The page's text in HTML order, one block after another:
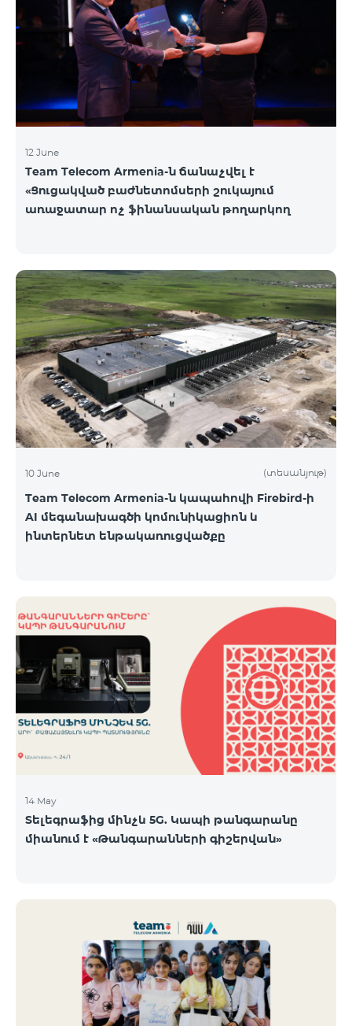
12 June
Team Telecom Armenia-ն ճանաչվել է
«Ցուցակված բաժնետոմսերի շուկայում
առաջատար ոչ ֆինանսական թողարկող
10 June (տեսանյութ)
Team Telecom Armenia-ն կապահովի Firebird-ի
AI մեգանախագծի կոմունիկացիոն և
ինտերնետ ենթակառուցվածքը
14 May
Տելեգրաֆից մինչև 5G. Կապի թանգարանը
միանում է «Թանգարանների գիշերվան»